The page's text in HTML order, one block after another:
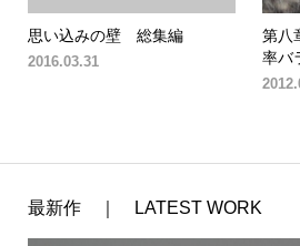
思い込みの壁 総集編
2016.03.31
第八
率バ
最新作 ｜ LATEST WORK